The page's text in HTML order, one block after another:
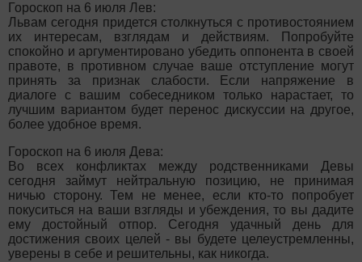
Гороскоп на 6 июля Лев:
Львам сегодня придется столкнуться с противостоянием
их интересам, взглядам и действиям. Попробуйте
спокойно и аргументировано убедить оппонента в своей
правоте, в противном случае ваше отступление могут
принять за признак слабости. Если напряжение в
диалоге с вашим собеседником только нарастает, то
лучшим вариантом будет перенос дискуссии на другое,
более удобное время.
Гороскоп на 6 июля Дева:
Во всех конфликтах между родственниками Девы
сегодня займут нейтральную позицию, не принимая
ничью сторону. Тем не менее, если кто-то попробует
покуситься на ваши взгляды и убеждения, то вы дадите
ему достойный отпор. Сегодня удачный день для
достижения своих целей - вы будете целеустремленны,
уверены в себе и решительны, как никогда.